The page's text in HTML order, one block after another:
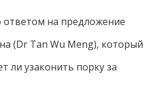
ответом на предложение
(Dr Tan Wu Meng), который
ли узаконить порку за